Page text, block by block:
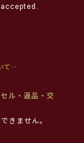
ル・返品・交
きません。